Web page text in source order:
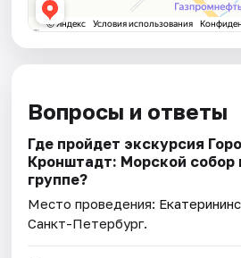
Вопросы и ответы
Где пройдет экскурсия
Кронштадт: Морской
группе?
Место проведения:
Санкт-Петербург.